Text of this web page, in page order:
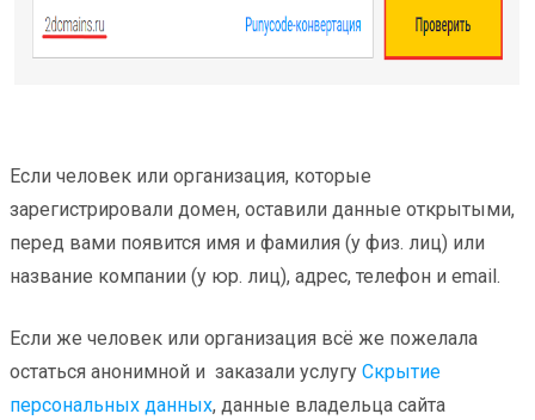
Если человек или организация, которые
зарегистрировали домен, оставили данные открытыми,
перед вами появится имя и фамилия (у физ. лиц) или
название компании (у юр. лиц), адрес, телефон и email.
Если же человек или организация всё же пожелала
остаться анонимной и заказали услугу Скрытие
персональных данных, данные владельца сайта